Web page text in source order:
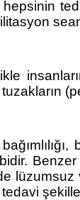
hepsinin